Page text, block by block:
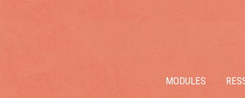
MODULES